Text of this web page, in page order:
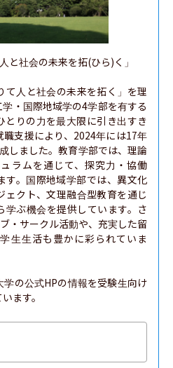
と社会の未来を拓(ひら)く」
て人と社会の未来を拓く」を理
・国際地域学の4学部を有する
とりの力を最大限に引き出すき
支援により、2024年には17年
しました。教育学部では、理論
ラムを通じて、探究力・協働
す。国際地域学部では、異文化
ェクト、文理融合型教育を通じ
学ぶ機会を提供しています。さ
・サークル活動や、充実した留
生生活も豊かに彩られていま
の公式HPの情報を受験生向け
ます。